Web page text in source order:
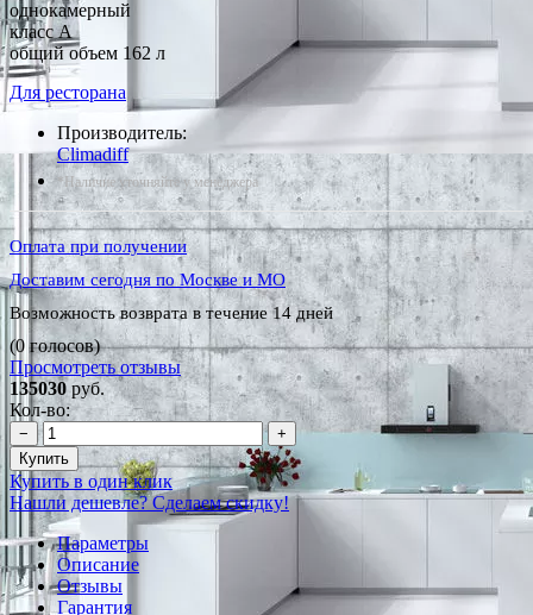
однокамерный
класс A
общий объем 162 л
Для ресторана
Производитель:
Climadiff
*Наличие уточняйте у менеджера
Оплата при получении
Доставим сегодня по Москве и МО
Возможность возврата в течение 14 дней
(0 голосов)
Просмотреть отзывы
135030руб.
Кол-во:
−
+
Купить
Купить в один клик
Нашли дешевле? Сделаем скидку!
Параметры
Описание
Отзывы
Гарантия